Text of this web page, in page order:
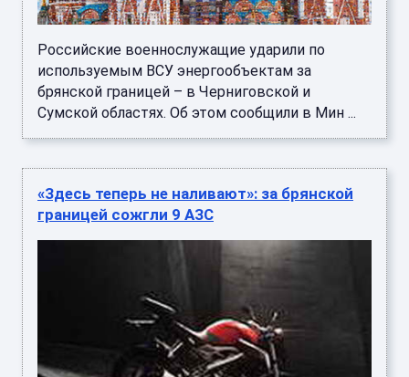
Российские военнослужащие ударили по
используемым ВСУ энергообъектам за
брянской границей – в Черниговской и
Сумской областях. Об этом сообщили в Мин ...
«Здесь теперь не наливают»: за брянской
границей сожгли 9 АЗС